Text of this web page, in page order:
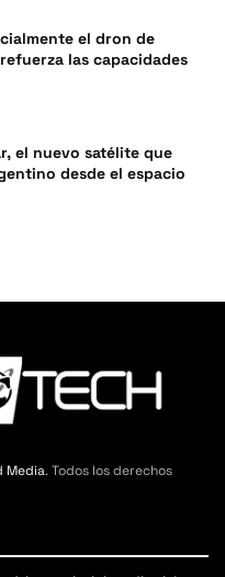
el dron de
las capacidades
el nuevo satélite que
desde el espacio
Media. Todos los derechos